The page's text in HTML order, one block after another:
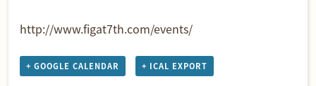
http://www.figat7th.com/events/
+ GOOGLE CALENDAR + ICAL EXPORT